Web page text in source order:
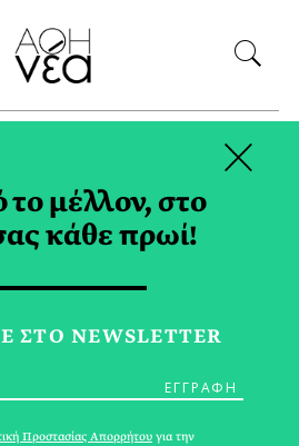
ΡΑΜΜΟΥ
μέλλον, στο
κάθε πρωί!
ΣΤΟ NEWSLETTER
Προστασίας Απορρήτου για την
×